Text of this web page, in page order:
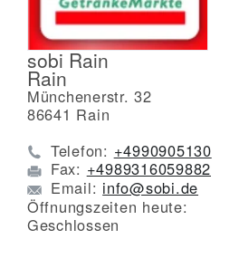
sobi Rain
Rain
Münchenerstr. 32
86641 Rain
Telefon: +4990905130
Fax: +4989316059882
Email: info@sobi.de
Öffnungszeiten heute:
Geschlossen